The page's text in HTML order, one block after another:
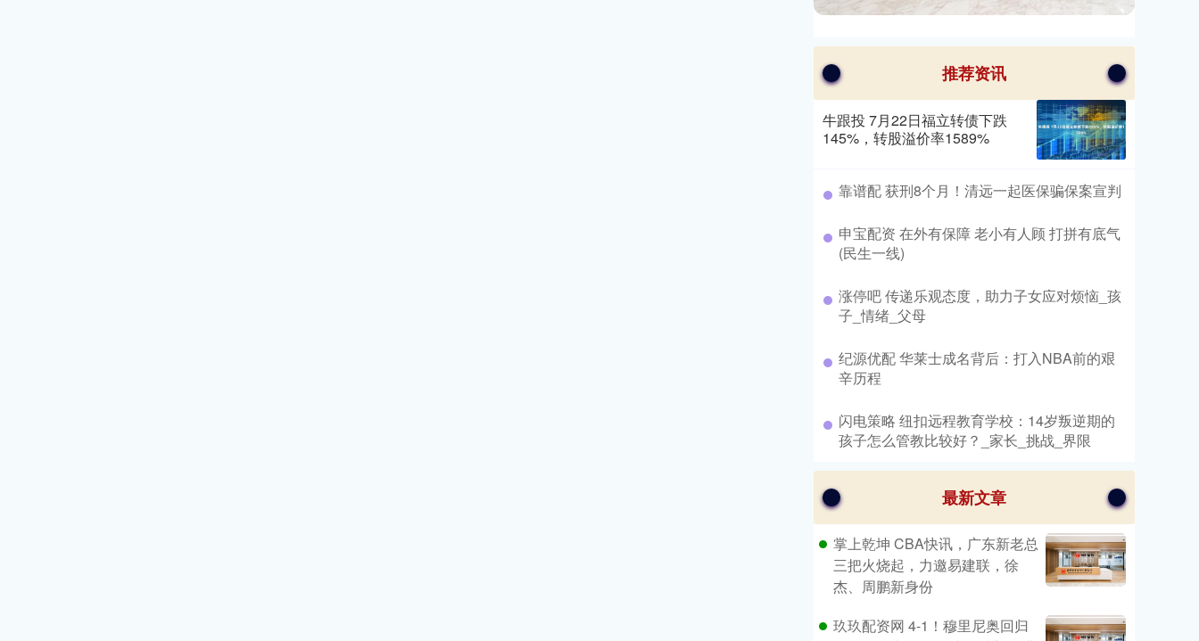
推荐资讯
牛跟投 7月22日福立转债下跌
145%，转股溢价率1589%
​靠谱配 获刑8个月！清远一起医保骗保案宣判
​申宝配资 在外有保障 老小有人顾 打拼有底气
(民生一线)
​涨停吧 传递乐观态度，助力子女应对烦恼_孩
子_情绪_父母
​纪源优配 华莱士成名背后：打入NBA前的艰
辛历程
​闪电策略 纽扣远程教育学校：14岁叛逆期的
孩子怎么管教比较好？_家长_挑战_界限
最新文章
掌上乾坤 CBA快讯，广东新老总
三把火烧起，力邀易建联，徐
杰、周鹏新身份
玖玖配资网 4-1！穆里尼奥回归